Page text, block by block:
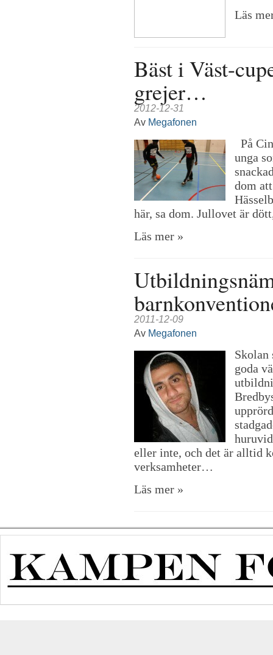
Läs
Bäst i Väst-
grejer…
2012-12-31
Av Megafonen
På
unga
dom
här, sa dom. Jullovet är
Läs mer »
2011-12-09
Av Megafonen
Skolan
goda
eller inte, och det är alltid
verksamheter…
Läs mer »